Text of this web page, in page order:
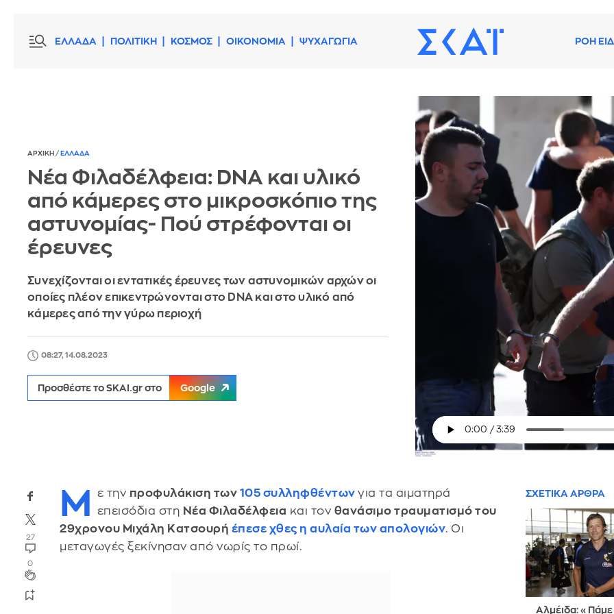
ΕΛΛΑΔΑ ΠΟΛΙΤΙΚΗ ΚΟΣΜΟΣ ΟΙΚΟΝΟΜΙΑ ΨΥΧΑΓΩΓΙΑ ΡΟΗ
ΑΡΧΙΚΗ / ΕΛΛΑΔΑ
Νέα Φιλαδέλφεια: DNA και υλικό
από κάμερες στο μικροσκόπιο της
αστυνομίας- Πού στρέφονται οι
έρευνες
Συνεχίζονται οι εντατικές έρευνες των αστυνομικών αρχών οι
οποίες πλέον επικεντρώνονται στο DNA και στο υλικό από
κάμερες από την γύρω περιοχή
08:27, 14.08.2023
Προσθέστε το SKAI.gr στο Google
27
0
Μ ε την προφυλάκιση των 105 συλληφθέντων για τα αιματηρά
επεισόδια στη Νέα Φιλαδέλφεια και τον θανάσιμο τραυματισμό του
29χρονου Μιχάλη Κατσουρή έπεσε χθες η αυλαία των απολογιών. Οι
μεταγωγές ξεκίνησαν από νωρίς το πρωί.
ΣΧΕΤΙΚΑ ΑΡΘΡΑ
Αλμέιδα: «Πάμε